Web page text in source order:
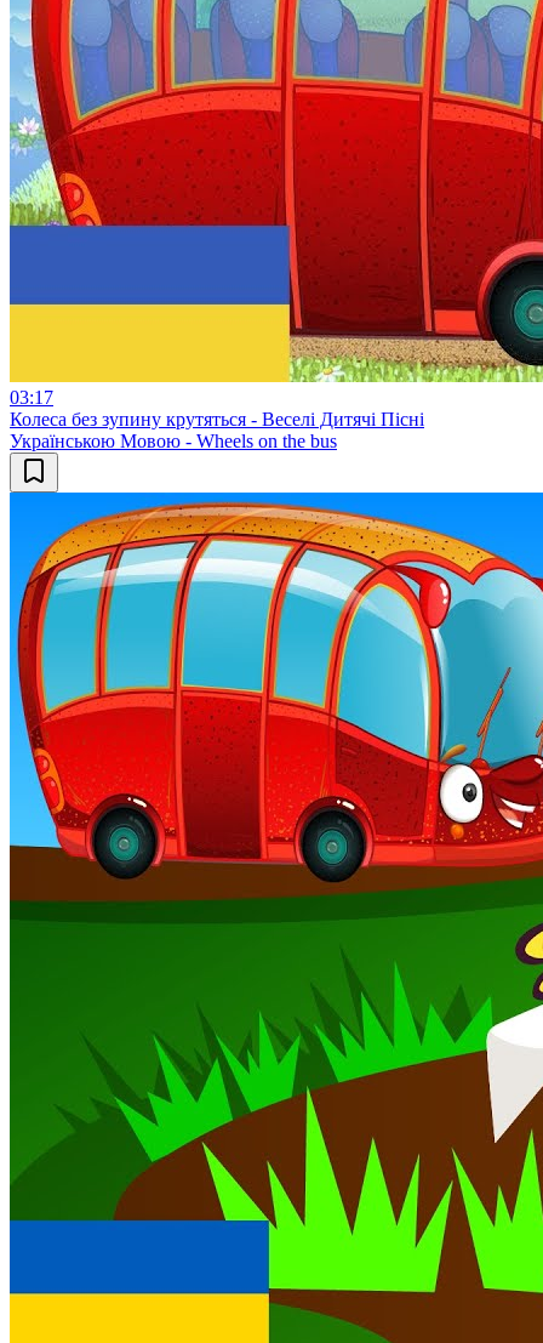
03:17
Колеса без зупину крутяться - Веселі Дитячі Пісні
Українською Мовою - Wheels on the bus